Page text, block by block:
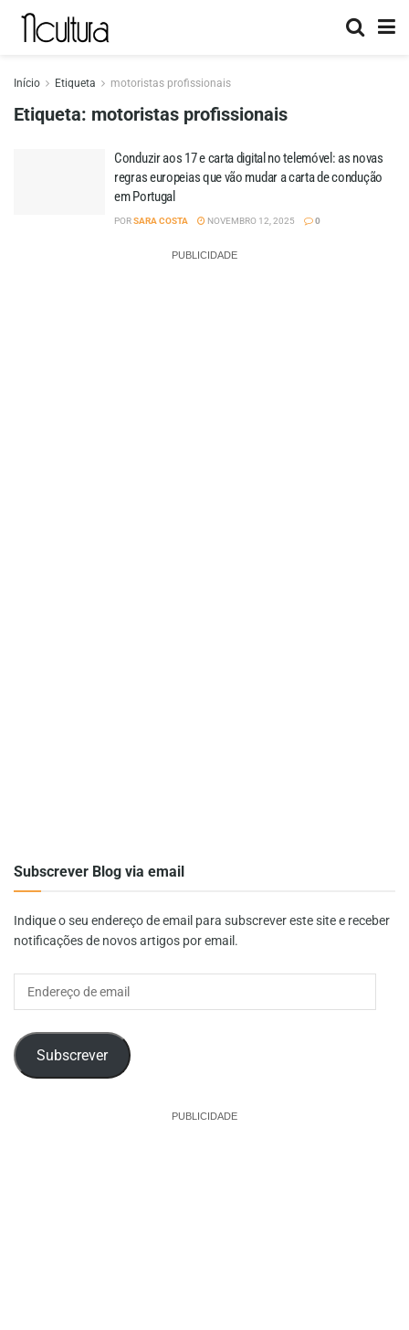
Início Etiqueta motoristas profissionais
Etiqueta: motoristas profissionais
Conduzir aos 17 e carta digital no telemóvel: as novas
regras europeias que vão mudar a carta de condução
em Portugal
PORSARA COSTA NOVEMBRO 12, 2025 0
PUBLICIDADE
Subscrever Blog via email
Indique o seu endereço de email para subscrever este site e receber
notificações de novos artigos por email.
Subscrever
PUBLICIDADE